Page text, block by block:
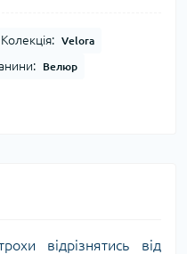
Колекція: Velora
Велюр
відрізнятись від